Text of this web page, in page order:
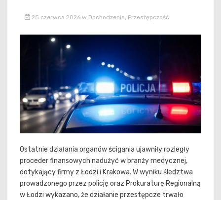
25 czerwca 2026 w Dochodzenia Przestępczość
Ostatnie działania organów ścigania ujawniły rozległy
proceder finansowych nadużyć w branży medycznej,
dotykający firmy z Łodzi i Krakowa. W wyniku śledztwa
prowadzonego przez policję oraz Prokuraturę Regionalną
w Łodzi wykazano, że działanie przestępcze trwało